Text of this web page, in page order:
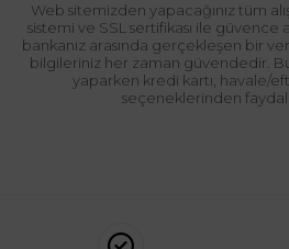
Web sitemizden yapacağınız tüm
sistemi ve SSL sertifikası ile güvence
bankanız arasında gerçekleşen bir
bilgileriniz her zaman güvendedir.
yaparken kredi kartı, havale/
seçeneklerinden